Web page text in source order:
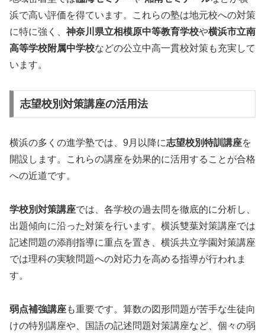
浜で高い評価を得ています。これらの塾は地元校への対策
に特に強く、 神奈川県立相模原中等教育学校や横浜市立南
高等学校附属中学校などの公立中高一貫校対策も充実して
います。
志望校別対策講座の活用法
横浜の多くの進学塾では、9月以降に志望校別特訓講座を
開設します。これらの講座を効果的に活用することが合格
への近道です。
学校別対策講座では、各学校の過去問を徹底的に分析し、
出題傾向に沿った対策を行います。横浜雙葉対策講座では
記述問題の添削指導に重点を置き、横浜共立学園対策講座
では理科の実験問題への対応力を高める指導が行われま
す。
弱点補強講座も重要です。算数の図形問題が苦手な生徒向
けの特別講座や、国語の記述問題対策講座など、個々の弱